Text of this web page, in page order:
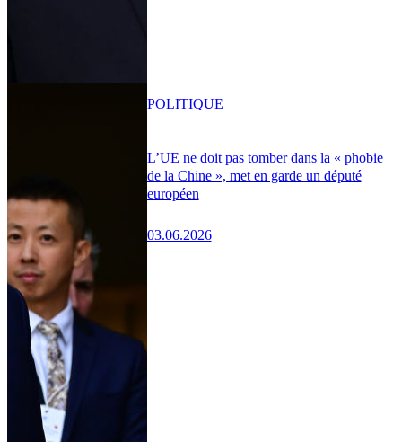
L’UE ne doit pas tomber dans la « phobie
de la Chine », met en garde un député
européen
03.06.2026
POLITIQUE